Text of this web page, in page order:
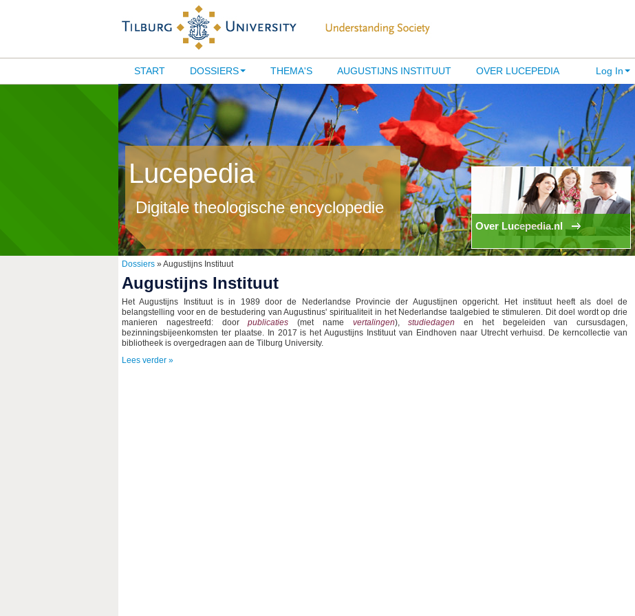
Log In
START DOSSIERS THEMA'S AUGUSTIJNS INSTITUUT OVER LUCEPEDIA
Lucepedia
Digitale theologische encyclopedie
Over Lucepedia.nl
Dossiers » Augustijns Instituut
Augustijns Instituut
Het Augustijns Instituut is in 1989 door de Nederlandse Provincie der Augustijnen opgericht. Het instituut heeft als doel de
belangstelling voor en de bestudering van Augustinus' spiritualiteit in het Nederlandse taalgebied te stimuleren. Dit doel wordt op drie
manieren nagestreefd: doorpublicaties (met name vertalingen),studiedagen en het begeleiden van cursusdagen,
bezinningsbijeenkomsten ter plaatse. In 2017 is het Augustijns Instituut van Eindhoven naar Utrecht verhuisd. De kerncollectie van
bibliotheek is overgedragen aan de Tilburg University.
Lees verder »